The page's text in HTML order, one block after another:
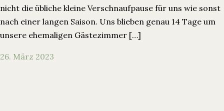
nicht die übliche kleine Verschnaufpause für uns wie sonst
nach einer langen Saison. Uns blieben genau 14 Tage um
unsere ehemaligen Gästezimmer […]
26. März 2023